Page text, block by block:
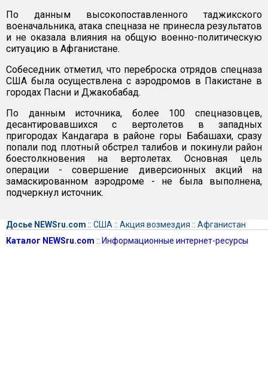
По данным высокопоставленного таджикского
военачальника, атака спецназа не принесла результатов
и не оказала влияния на общую военно-политическую
ситуацию в Афганистане.
Собеседник отметил, что переброска отрядов спецназа
США была осуществлена с аэродромов в Пакистане в
городах Пасни и Джакобабад.
По данным источника, более 100 спецназовцев,
десантировавшихся с вертолетов в западных
пригородах Кандагара в районе горы Бабашахи, сразу
попали под плотный обстрел талибов и покинули район
боестолкновения на вертолетах. Основная цель
операции - совершение диверсионных акций на
замаскированном аэродроме - не была выполнена,
подчеркнул источник.
Досье NEWSru.com :: США :: Акция возмездия :: Афганистан
Каталог NEWSru.com :: Информационные интернет-ресурсы